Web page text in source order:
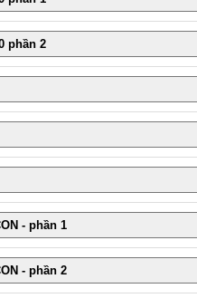
phần 2
- phần 1
- phần 2